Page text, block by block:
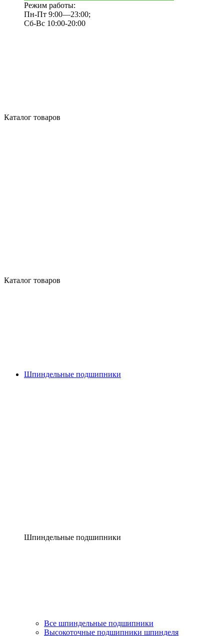
Режим работы:
Пн-Пт 9:00—23:00;
Сб-Вс 10:00-20:00
Каталог товаров
Каталог товаров
Шпиндельные подшипники
Шпиндельные подшипники
Все шпиндельные подшипники
Высокоточные подшипники шпинделя